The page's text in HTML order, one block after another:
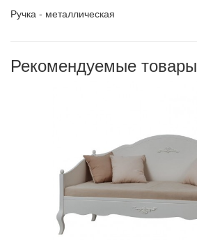
Ручка - металлическая
Рекомендуемые товары